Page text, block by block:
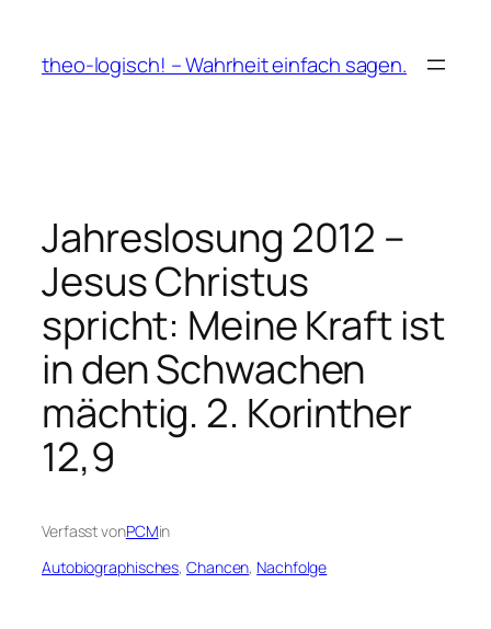
springen
theo-logisch! – Wahrheit einfach sagen.
Jahreslosung 2012 –
Jesus Christus
spricht: Meine Kraft ist
in den Schwachen
mächtig. 2. Korinther
12,9
Verfasst vonPCMin
Autobiographisches, Chancen, Nachfolge